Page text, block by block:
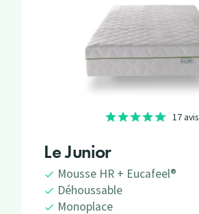
Le Junior
Mousse HR + Eucafeel®
Déhoussable
Monoplace
17 avis